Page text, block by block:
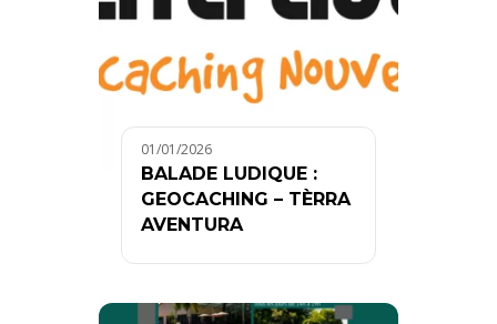
01/01/2026
BALADE LUDIQUE :
GEOCACHING – TÈRRA
AVENTURA